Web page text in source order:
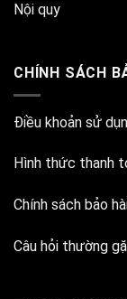
Nội quy
CHÍNH SÁCH
Điều khoản sử
Hình thức thanh
Chính sách bảo
Câu hỏi thường